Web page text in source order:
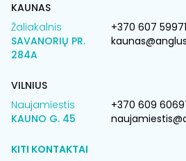
KAUNAS
Žaliakalnis
SAVANORIŲ PR.
284A
+370 607 59971
VILNIUS
Naujamiestis
KAUNO G. 45
+370 609
KITI KONTAKTAI